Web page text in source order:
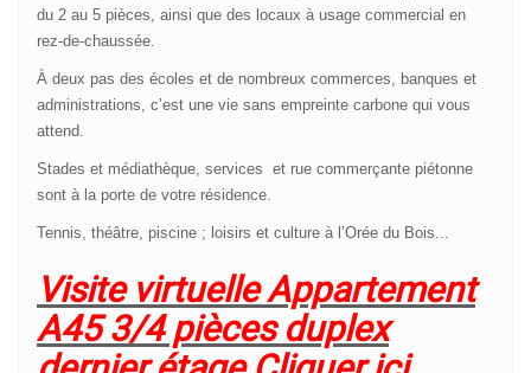
du 2 au 5 pièces, ainsi que des locaux à usage commercial en
rez-de-chaussée.
À deux pas des écoles et de nombreux commerces, banques et
administrations, c’est une vie sans empreinte carbone qui vous
attend.
Stades et médiathèque, services et rue commerçante piétonne
sont à la porte de votre résidence.
Tennis, théâtre, piscine ; loisirs et culture à l’Orée du Bois...
Visite virtuelle Appartement
A45 3/4 pièces duplex